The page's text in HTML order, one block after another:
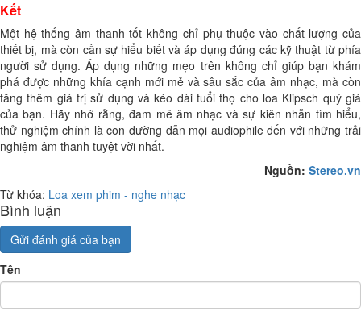
Kết
Một hệ thống âm thanh tốt không chỉ phụ thuộc vào chất lượng của
thiết bị, mà còn cần sự hiểu biết và áp dụng đúng các kỹ thuật từ phía
người sử dụng. Áp dụng những mẹo trên không chỉ giúp bạn khám
phá được những khía cạnh mới mẻ và sâu sắc của âm nhạc, mà còn
tăng thêm giá trị sử dụng và kéo dài tuổi thọ cho loa Klipsch quý giá
của bạn. Hãy nhớ rằng, đam mê âm nhạc và sự kiên nhẫn tìm hiểu,
thử nghiệm chính là con đường dẫn mọi audiophile đến với những trải
nghiệm âm thanh tuyệt vời nhất.
Nguồn: Stereo.vn
Từ khóa: Loa xem phim - nghe nhạc
Bình luận
Gửi đánh giá của bạn
Tên